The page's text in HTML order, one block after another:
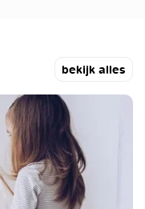
bekijk alles